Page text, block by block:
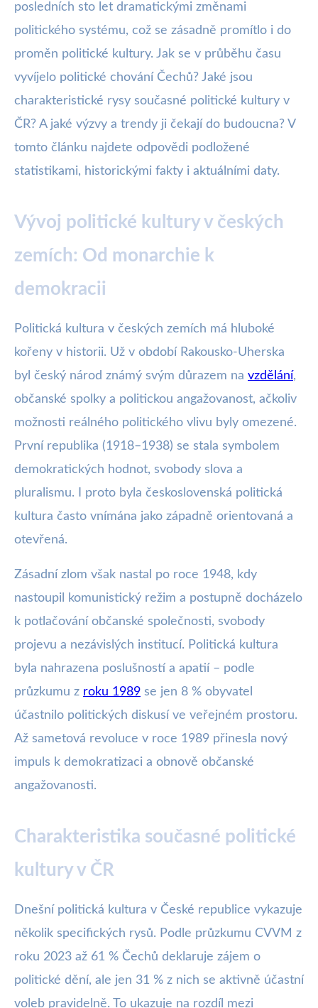
posledních sto let dramatickými změnami
politického systému, což se zásadně promítlo i do
proměn politické kultury. Jak se v průběhu času
vyvíjelo politické chování Čechů? Jaké jsou
charakteristické rysy současné politické kultury v
ČR? A jaké výzvy a trendy ji čekají do budoucna? V
tomto článku najdete odpovědi podložené
statistikami, historickými fakty i aktuálními daty.
Vývoj politické kultury v českých
zemích: Od monarchie k
demokracii
Politická kultura v českých zemích má hluboké
kořeny v historii. Už v období Rakousko-Uherska
byl český národ známý svým důrazem na vzdělání,
občanské spolky a politickou angažovanost, ačkoliv
možnosti reálného politického vlivu byly omezené.
První republika (1918–1938) se stala symbolem
demokratických hodnot, svobody slova a
pluralismu. I proto byla československá politická
kultura často vnímána jako západně orientovaná a
otevřená.
Zásadní zlom však nastal po roce 1948, kdy
nastoupil komunistický režim a postupně docházelo
k potlačování občanské společnosti, svobody
projevu a nezávislých institucí. Politická kultura
byla nahrazena poslušností a apatií – podle
průzkumu z roku 1989 se jen 8 % obyvatel
účastnilo politických diskusí ve veřejném prostoru.
Až sametová revoluce v roce 1989 přinesla nový
impuls k demokratizaci a obnově občanské
angažovanosti.
Charakteristika současné politické
kultury v ČR
Dnešní politická kultura v České republice vykazuje
několik specifických rysů. Podle průzkumu CVVM z
roku 2023 až 61 % Čechů deklaruje zájem o
politické dění, ale jen 31 % z nich se aktivně účastní
voleb pravidelně. To ukazuje na rozdíl mezi